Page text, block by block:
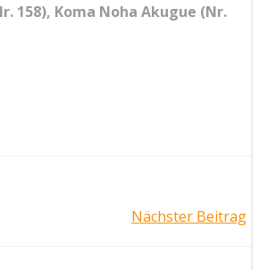
158), Koma Noha Akugue (Nr.
Nächster Beitrag